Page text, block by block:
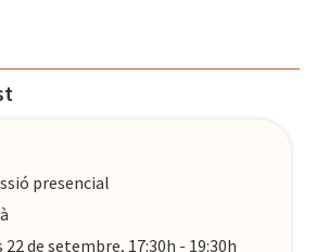
presencial
de setembre, 17:30h - 19:30h